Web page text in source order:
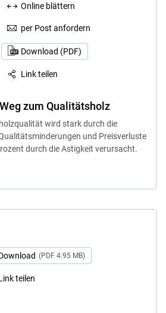
Online blättern
per Post anfordern
Download (PDF)
Link teilen
zum Qualitätsholz
wird stark durch die
und Preisverluste
durch die Astigkeit verursacht.
(PDF 4.95 MB)
teilen